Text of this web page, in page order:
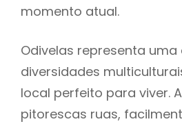
momento atual.
Odivelas representa
diversidades
local perfeito para viver.
pitorescas ruas,